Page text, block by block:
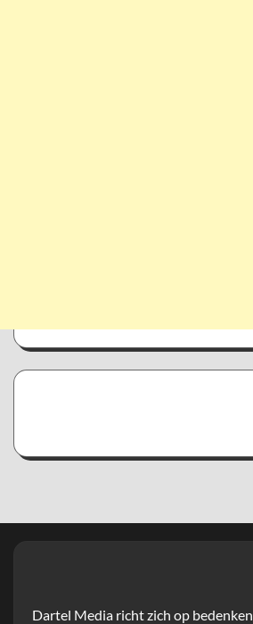
Dartel Media richt zich op